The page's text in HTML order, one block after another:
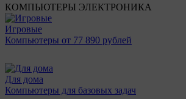
КОМПЬЮТЕРЫ ЭЛЕКТРОНИКА
Игровые
Компьютеры от 77 890 рублей
Для дома
Компьютеры для базовых задач